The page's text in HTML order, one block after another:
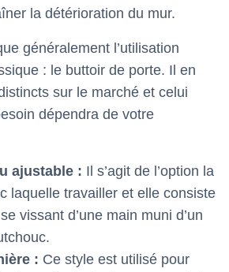
la détérioration du mur.
généralement l’utilisation
: le buttoir de porte. Il en
sur le marché et celui
dépendra de votre
ajustable : Il s’agit de l’option la
laquelle travailler et elle consiste
vissant d’une main muni d’un
: Ce style est utilisé pour